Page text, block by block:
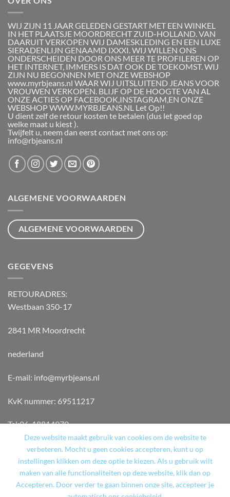
WIJ ZIJN 11 JAAR GELEDEN GESTART MET EEN WINKEL
IN HET PLAATSJE MOORDRECHT ZUID-HOLLAND. VAN
DAARUIT VERKOPEN WIJ DAMESKLEDING EN EEN LUXE
SIERADENLIJN GENAAMD IXXXI. WIJ WILLEN ONS
ONDERSCHEIDEN DOOR ONS MEER TE PROFILEREN OP
HET INTERNET, IMMERS IS DAT OOK DE TOEKOMST. WIJ
ZIJN NU BEGONNEN MET ONZE WEBSHOP
www.myrbjeans.nl WAAR WIJ UITSLUITEND JEANS VOOR
VROUWEN VERKOPEN. BLIJF OP DE HOOGTE VAN AL
ONZE ACTIES OP FACEBOOK,INSTAGRAM,EN ONZE
WEBSHOP WWW.MYRBJEANS.NL Let Op!!
U dient zelf de retour kosten te betalen (dus let goed op
welke maat u kiest ).
Twijfelt u, neem dan eerst contact met ons op:
info@rbjeans.nl
ALGEMENE VOORWAARDEN
ALGEMENE VOORWAARDEN
GEGEVENS
RETOURADRES:
Westbaan 350-17
2841 MR Moordrecht
nederland
E-mail: info@myrbjeans.nl
KvK nummer: 69511217
Tel:06-18814970
TERUGBETAAL- EN RETOURNERINGSBELEID
Deze website maakt gebruik van cookies om de website te
verbeteren. Mocht u geen cookies accepteren, kunt u op
instellingen klikken om deze optie te kiezen. Als u gebruik wilt
maken van alle functionaliteiten op deze website, klik dan op
Accepteren. Door verder te gaan binnen onze site, accepteer je